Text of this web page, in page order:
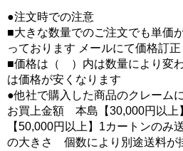
●注文時での注意
■大きな数量でのご注文でも単価
っております メールにて価格訂
■価格は（ ）内は数量により変
は価格が安くなります
●他社で購入した商品のクレーム
お買上金額 本島【30,000円以上
【50,000円以上】1カートンの
の大きさ 個数により別途送料が